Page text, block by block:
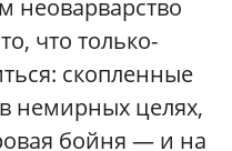
неоварварство
что только-
скопленные
немирных целях,
бойня — и на